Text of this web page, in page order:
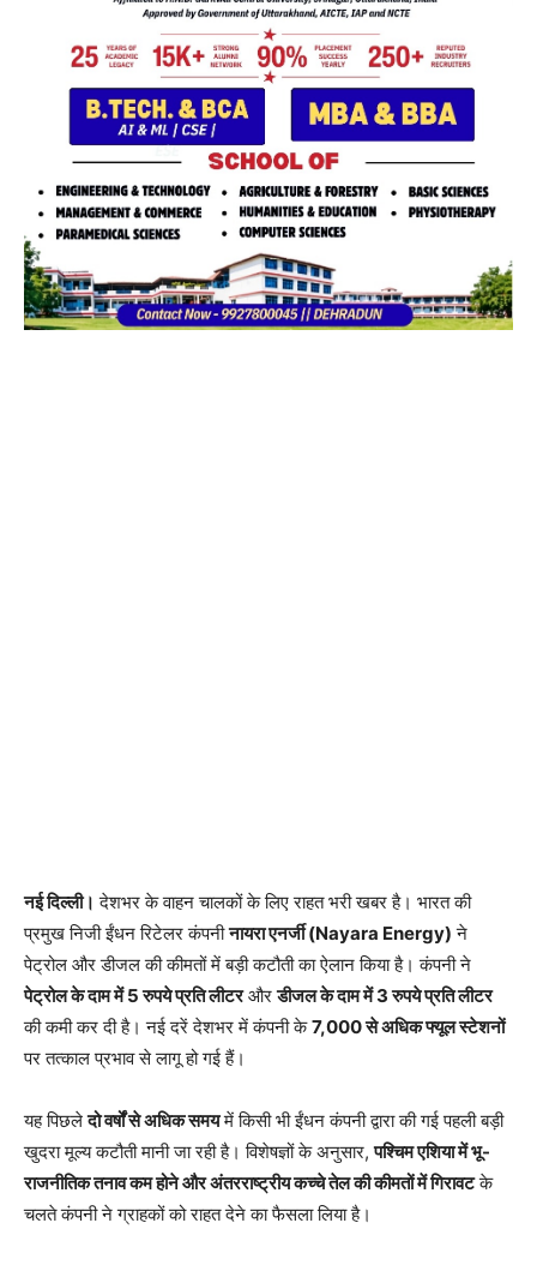
नई दिल्ली। देशभर के वाहन चालकों के लिए राहत भरी खबर है। भारत की
प्रमुख निजी ईंधन रिटेलर कंपनीनायरा एनर्जी (Nayara Energy) ने
पेट्रोल और डीजल की कीमतों में बड़ी कटौती का ऐलान किया है। कंपनी ने
पेट्रोल के दाम में 5 रुपये प्रति लीटरऔरडीजल के दाम में 3 रुपये प्रति लीटर
की कमी कर दी है। नई दरें देशभर में कंपनी के7,000 से अधिक फ्यूल स्टेशनों
पर तत्काल प्रभाव से लागू हो गई हैं।
यह पिछलेदो वर्षों से अधिक समयमें किसी भी ईंधन कंपनी द्वारा की गई पहली बड़ी
खुदरा मूल्य कटौती मानी जा रही है। विशेषज्ञों के अनुसार,पश्चिम एशिया में भू-
राजनीतिक तनाव कम होने और अंतरराष्ट्रीय कच्चे तेल की कीमतों में गिरावटके
चलते कंपनी ने ग्राहकों को राहत देने का फैसला लिया है।